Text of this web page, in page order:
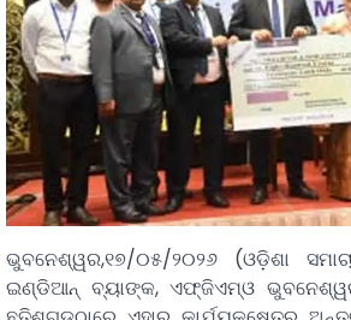
ଭୁବନେଶ୍ୱର,୧୭/୦୫/୨୦୨୬ (ଓଡ଼ିଶା
ଇଣ୍ଡିଆନ୍ ବ୍ୟାଙ୍କ, ଏଫ୍ଜିଏମ୍ଓ